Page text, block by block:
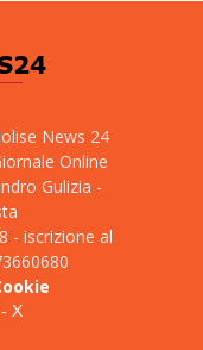
News 24
Online
Gulizia -
- iscrizione al
X